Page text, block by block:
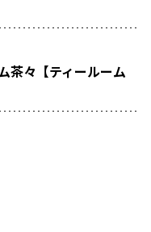
茶々【ティールーム